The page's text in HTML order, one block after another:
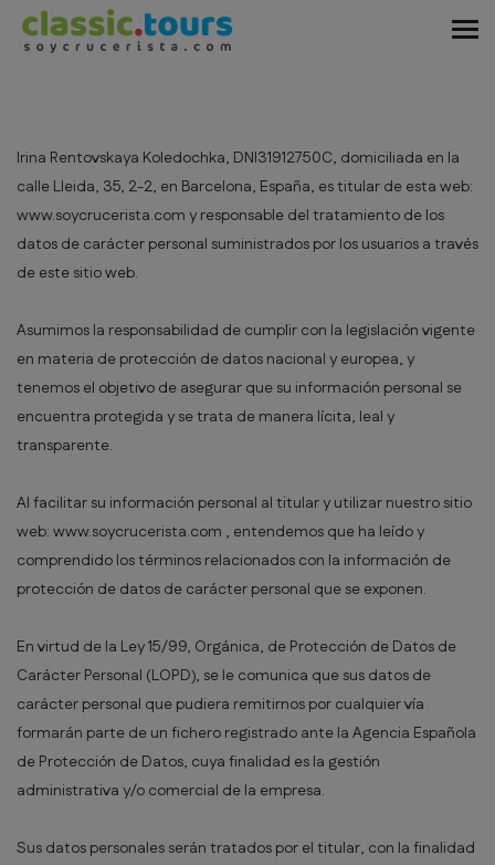
Irina Rentovskaya Koledochka, DNI31912750C, domiciliada en la
calle Lleida, 35, 2-2, en Barcelona, España, es titular de esta web:
www.soycrucerista.com y responsable del tratamiento de los
datos de carácter personal suministrados por los usuarios a través
de este sitio web.
Asumimos la responsabilidad de cumplir con la legislación vigente
en materia de protección de datos nacional y europea, y
tenemos el objetivo de asegurar que su información personal se
encuentra protegida y se trata de manera lícita, leal y
transparente.
Al facilitar su información personal al titular y utilizar nuestro sitio
web: www.soycrucerista.com , entendemos que ha leído y
comprendido los términos relacionados con la información de
protección de datos de carácter personal que se exponen.
En virtud de la Ley 15/99, Orgánica, de Protección de Datos de
Carácter Personal (LOPD), se le comunica que sus datos de
carácter personal que pudiera remitirnos por cualquier vía
formarán parte de un fichero registrado ante la Agencia Española
de Protección de Datos, cuya finalidad es la gestión
administrativa y/o comercial de la empresa.
Sus datos personales serán tratados por el titular, con la finalidad